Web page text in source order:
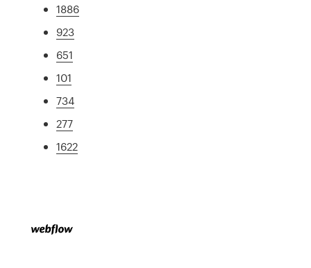
1886
923
651
101
734
277
1622